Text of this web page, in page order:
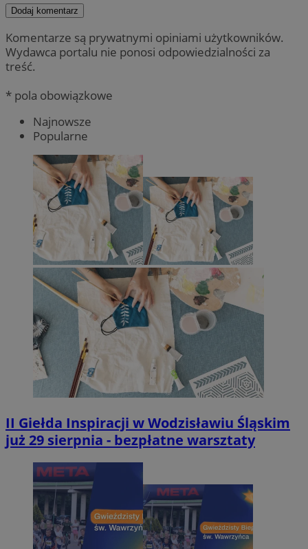
Dodaj komentarz
Komentarze są prywatnymi opiniami użytkowników.
Wydawca portalu nie ponosi odpowiedzialności za
treść.
* pola obowiązkowe
Najnowsze
Popularne
II Giełda Inspiracji w Wodzisławiu Śląskim
już 29 sierpnia - bezpłatne warsztaty